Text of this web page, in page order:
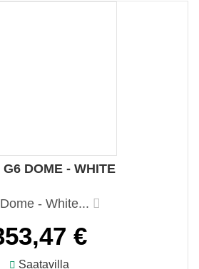
DOME - WHITE
- White...
€
Saatavilla